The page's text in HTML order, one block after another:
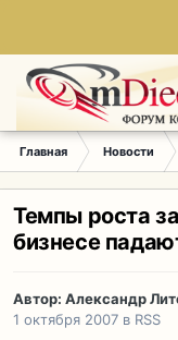
Главная Новости
Темпы роста
бизнесе
Автор: Александр
1 октября 2007 в RSS